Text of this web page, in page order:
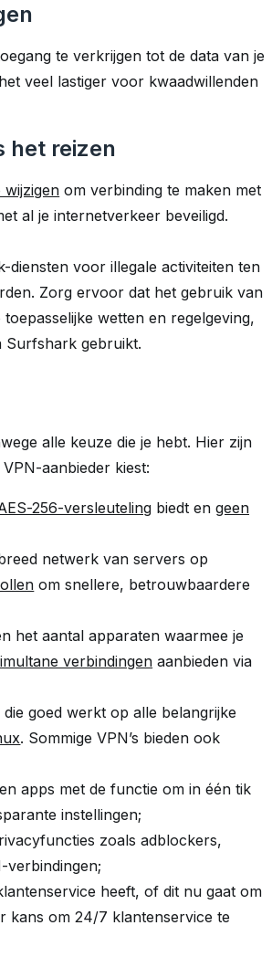
te verkrijgen tot de data van je
veel lastiger voor kwaadwillenden
het reizen
om verbinding te maken met
al je internetverkeer beveiligd.
voor illegale activiteiten ten
Zorg ervoor dat het gebruik van
wetten en regelgeving,
Surfshark gebruikt.
alle keuze die je hebt. Hier zijn
aanbieder kiest:
256-versleuteling biedt engeen
netwerk van servers op
om snellere, betrouwbaardere
het aantal apparaten waarmee je
verbindingen aanbieden via
goed werkt op alle belangrijke
. Sommige VPN’s bieden ook
apps met de functie om in één tik
instellingen;
zoals adblockers,
verbindingen;
heeft, of dit nu gaat om
kans om 24/7 klantenservice te